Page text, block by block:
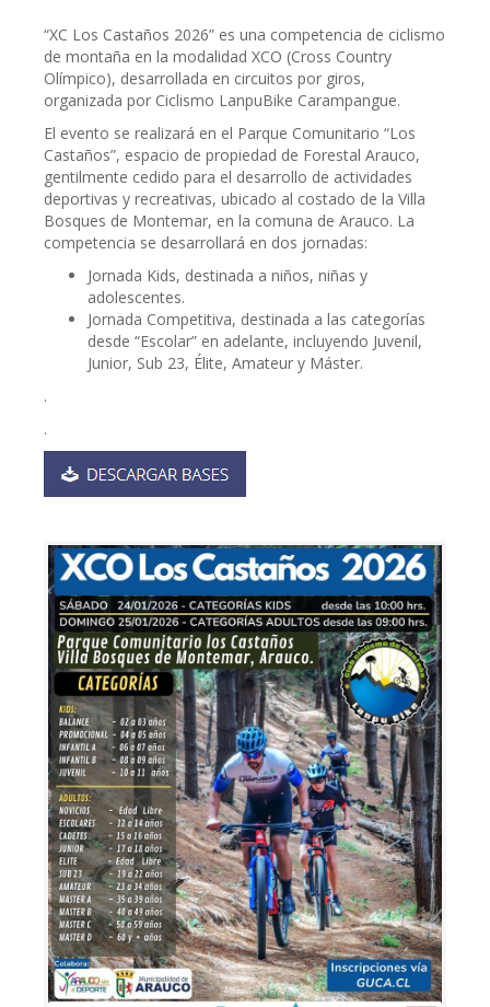
“XC Los Castaños 2026” es una competencia de ciclismo
de montaña en la modalidad XCO (Cross Country
Olímpico), desarrollada en circuitos por giros,
organizada por Ciclismo LanpuBike Carampangue.
El evento se realizará en el Parque Comunitario “Los
Castaños”, espacio de propiedad de Forestal Arauco,
gentilmente cedido para el desarrollo de actividades
deportivas y recreativas, ubicado al costado de la Villa
Bosques de Montemar, en la comuna de Arauco. La
competencia se desarrollará en dos jornadas:
Jornada Kids, destinada a niños, niñas y
adolescentes.
Jornada Competitiva, destinada a las categorías
desde “Escolar” en adelante, incluyendo Juvenil,
Junior, Sub 23, Élite, Amateur y Máster.
.
.